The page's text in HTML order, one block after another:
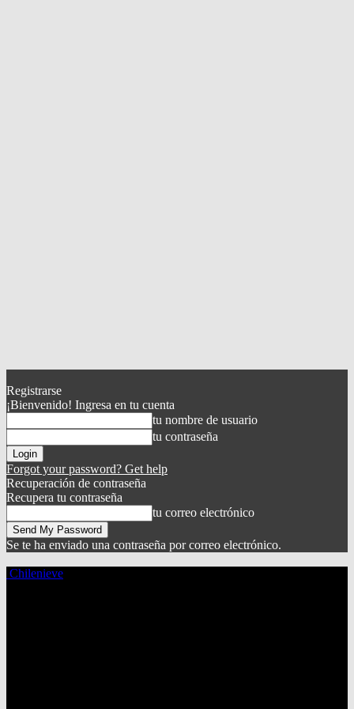
Registrarse
¡Bienvenido! Ingresa en tu cuenta
tu nombre de usuario
tu contraseña
Forgot your password? Get help
Recuperación de contraseña
Recupera tu contraseña
tu correo electrónico
Se te ha enviado una contraseña por correo electrónico.
Chilenieve